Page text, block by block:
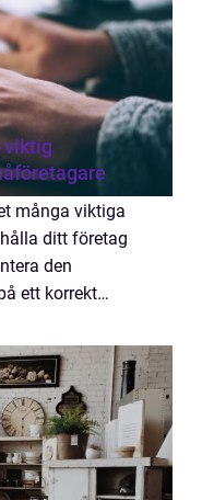
viktig
många viktiga
ditt företag
den
ett korrekt